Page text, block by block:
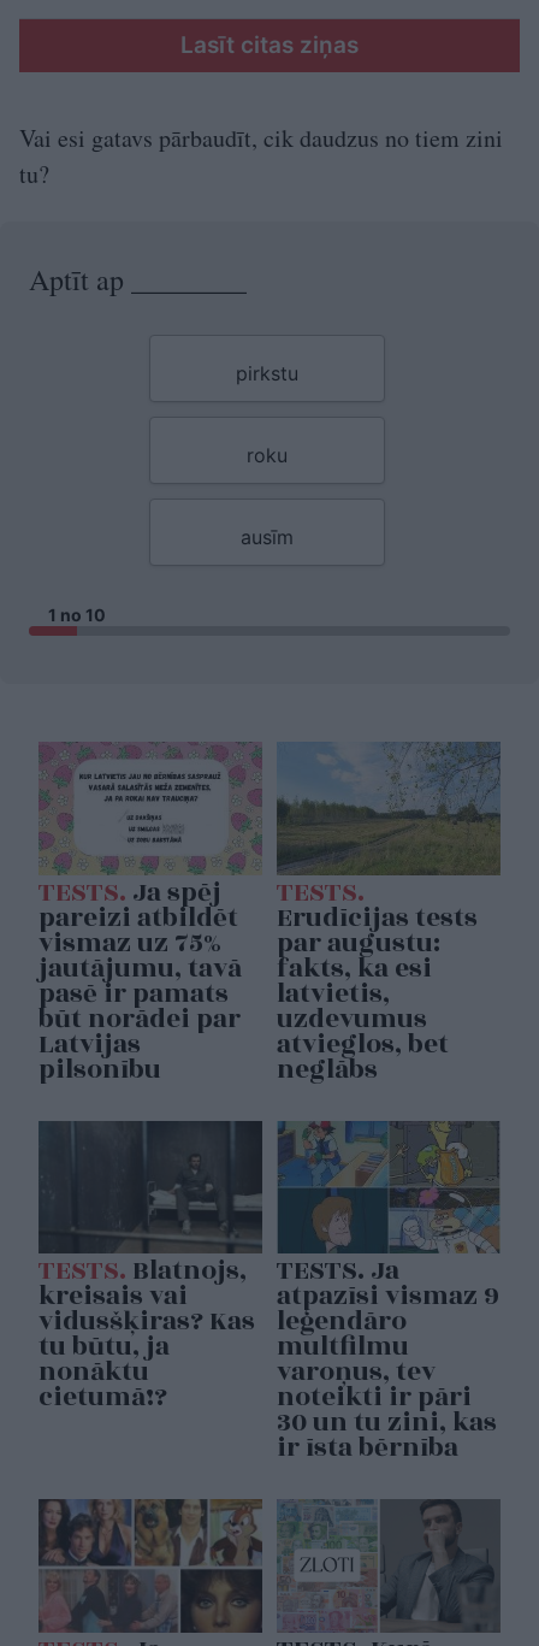
Lasīt citas ziņas
Vai esi gatavs pārbaudīt, cik daudzus no tiem zini
tu?
Aptīt ap ________
pirkstu
roku
ausīm
1 no 10
TESTS. Ja spēj
pareizi atbildēt
vismaz uz 75%
jautājumu, tavā
pasē ir pamats
būt norādei par
Latvijas
pilsonību
TESTS.
Erudīcijas tests
par augustu:
fakts, ka esi
latvietis,
uzdevumus
atvieglos, bet
neglābs
TESTS. Blatnojs,
kreisais vai
vidusšķiras? Kas
tu būtu, ja
nonāktu
cietumā!?
TESTS. Ja
atpazīsi vismaz 9
leģendāro
multfilmu
varoņus, tev
noteikti ir pāri
30 un tu zini, kas
ir īsta bērnība